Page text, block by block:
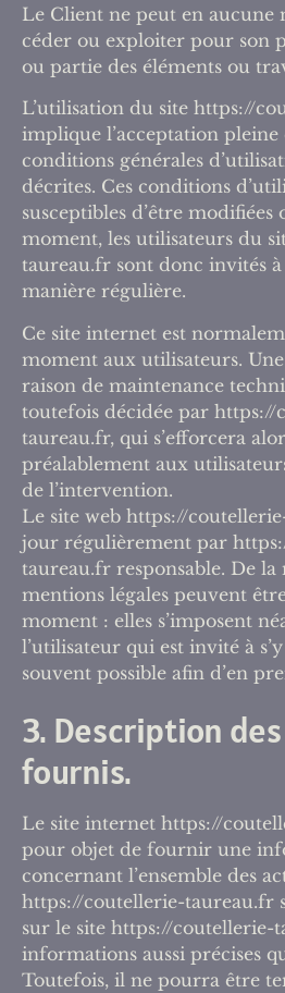
Le Client ne peut en aucune
céder ou exploiter pour son
ou partie des éléments ou
L’utilisation du site https://
implique l’acceptation pleine
conditions générales
décrites. Ces conditions
susceptibles d’être
moment, les utilisateurs du
taureau.fr sont donc invités
manière régulière.
Ce site internet est
moment aux utilisateurs.
raison de maintenance
toutefois décidée par https://
taureau.fr, qui s’efforcera
préalablement aux
de l’intervention.
Le site web https://
jour régulièrement par
taureau.fr responsable. De la
mentions légales peuvent
moment : elles s’imposent
l’utilisateur qui est invité à
souvent possible afin d’en
3. Description
fournis.
Le site internet https://
pour objet de fournir une
concernant l’ensemble des
https://coutellerie-taureau.fr
sur le site https://coutellerie-
informations aussi précises
Toutefois, il ne pourra être